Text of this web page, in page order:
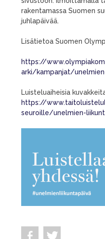
rakentamassa Suomen
juhlapäivää.
Lisätietoa Suomen
https://
arki/kampanjat/
Luisteluaiheisia
https://
seuroille/unelmien-